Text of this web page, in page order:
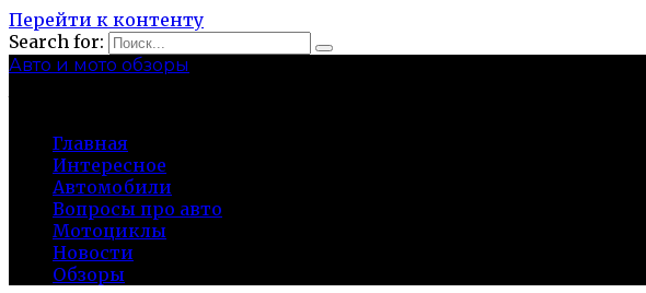
Перейти к контенту
Search for:
Авто и мото обзоры
Главная
Интересное
Автомобили
Вопросы про авто
Мотоциклы
Новости
Обзоры